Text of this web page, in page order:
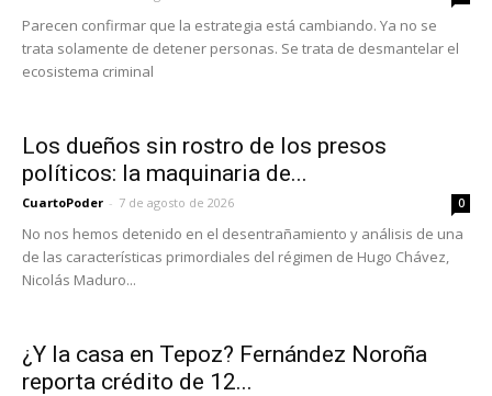
Parecen confirmar que la estrategia está cambiando. Ya no se
trata solamente de detener personas. Se trata de desmantelar el
ecosistema criminal
Los dueños sin rostro de los presos
políticos: la maquinaria de...
CuartoPoder - 7 de agosto de 2026 0
No nos hemos detenido en el desentrañamiento y análisis de una
de las características primordiales del régimen de Hugo Chávez,
Nicolás Maduro...
¿Y la casa en Tepoz? Fernández Noroña
reporta crédito de 12...